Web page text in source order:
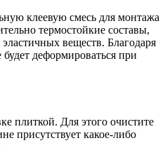
клеевую смесь для монтажа
термостойкие составы,
веществ. Благодаря
деформироваться при
плиткой. Для этого очистите
присутствует какое-либо